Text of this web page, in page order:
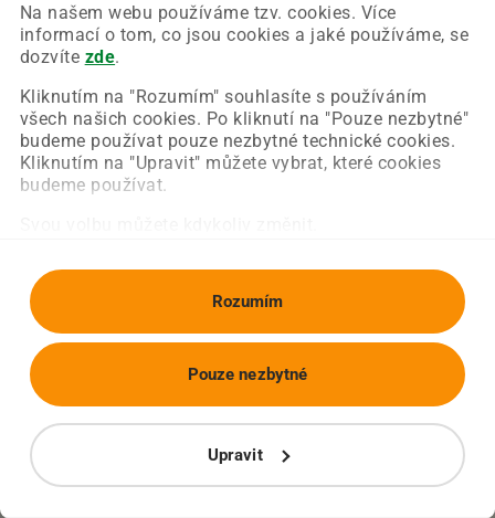
Na našem webu používáme tzv. cookies. Více
informací o tom, co jsou cookies a jaké používáme, se
dozvíte zde.
Kliknutím na "Rozumím" souhlasíte s používáním
všech našich cookies. Po kliknutí na "Pouze nezbytné"
budeme používat pouze nezbytné technické cookies.
Kliknutím na "Upravit" můžete vybrat, které cookies
budeme používat.
Rozumím
Upravit
Pouze nezbytné
Chyba nastala na naší straně a už ji opravujeme.
Zkuste prosím znovu načíst požadovanou stránku.
Obnovit stránku Úvodní strana